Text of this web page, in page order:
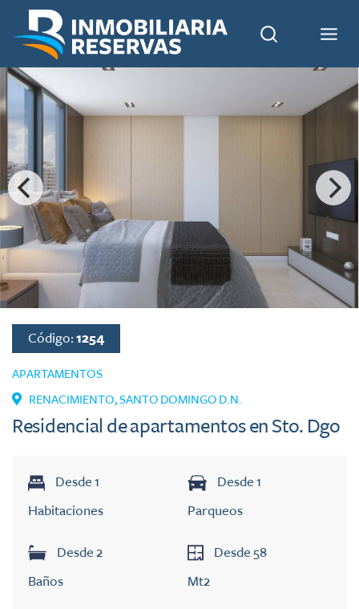
Código: 1254
APARTAMENTOS
RENACIMIENTO,SANTO DOMINGO D.N.
Residencial de apartamentos en Sto. Dgo
Desde1
Habitaciones
Desde 2
Baños
Desde1
Parqueos
Desde 58
Mt2